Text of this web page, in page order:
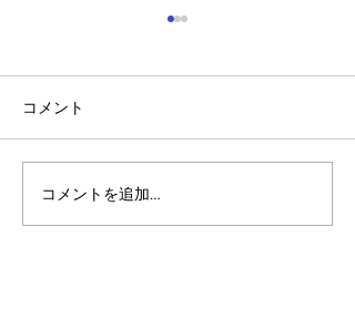
アルゴランドのポスト量
子暗号（PQC）ロードマ
コメント
コメントを追加…